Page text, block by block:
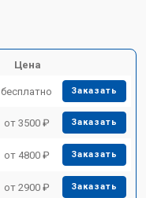
Цена
бесплатно Заказать
от 3500 ₽ Заказать
от 4800 ₽ Заказать
от 2900 ₽ Заказать